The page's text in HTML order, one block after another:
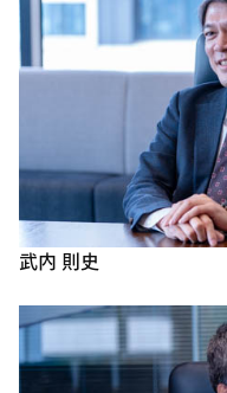
武内 則史